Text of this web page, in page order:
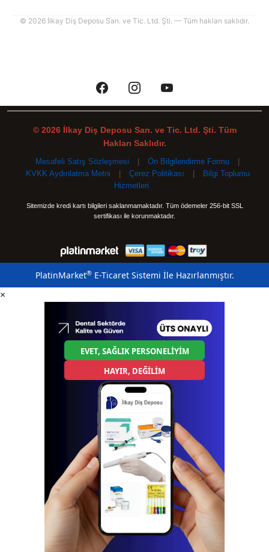
© 2026 İlkay Diş Deposu San. ve Tic. Ltd. Şti. — Tüm hakları saklıdır.
© 2026 İlkay Diş Deposu San. ve Tic. Ltd. Şti. Tüm
Hakları Saklıdır.
Mesafeli Satış Sözleşmesi Ön Bilgilendirme Formu
KVKK Aydınlatma Metni
Çerez Politikası
Bilgi Toplumu
Hizmetleri
Sitemizde kredi kartı bilgileri saklanmamaktadır. Tüm ödemeler 256-bit SSL
sertifikası ile korunmaktadır.
PlatinMarket®E-Ticaret Sistemi İle Hazırlanmıştır.
×
EVET, SAĞLIK PERSONELİYİM
HAYIR, DEĞİLİM